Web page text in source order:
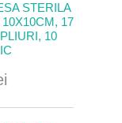
STERILA
17
10